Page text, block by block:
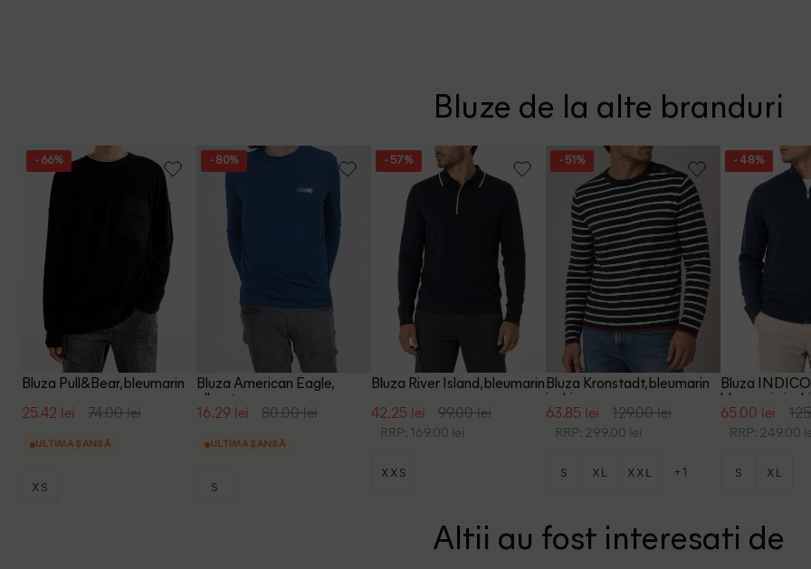
Bluze de la alte branduri
- 66%
Bluza Pull&Bear, bleumarin
25.42 lei 74.00 lei
ULTIMA ȘANSĂ
XS
- 80%
Bluza American Eagle,
albastru
16.29 lei 80.00 lei
ULTIMA ȘANSĂ
S
- 57%
Bluza River Island, bleumarin
42.25 lei 99.00 lei
RRP: 169.00 lei
XXS
- 51%
Bluza Kronstadt, bleumarin
inchis
63.85 lei 129.00 lei
RRP: 299.00 lei
S XL XXL +1
- 48%
Bluza
bleumarin inchis
65.00 lei
RRP: 249.00
S XL
Altii au fost interesati de